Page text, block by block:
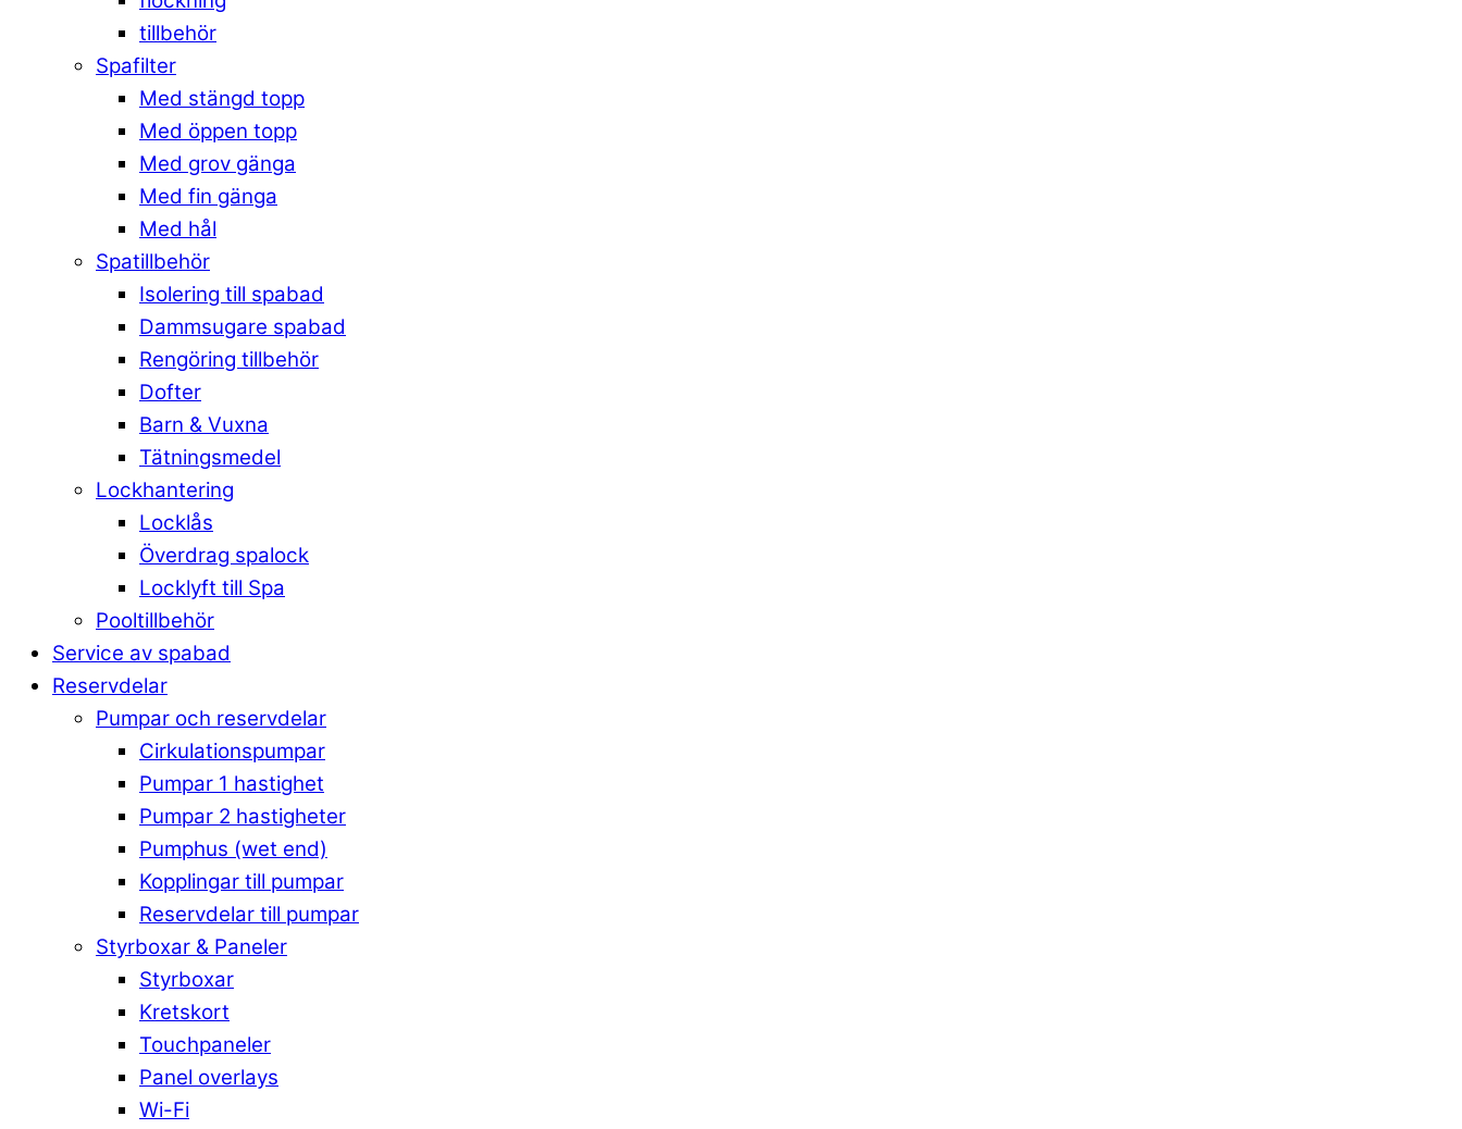
tillbehör
Spafilter
Med stängd topp
Med öppen topp
Med grov gänga
Med fin gänga
Med hål
Spatillbehör
Isolering till spabad
Dammsugare spabad
Rengöring tillbehör
Dofter
Barn & Vuxna
Tätningsmedel
Lockhantering
Locklås
Överdrag spalock
Locklyft till Spa
Pooltillbehör
Service av spabad
Reservdelar
Pumpar och reservdelar
Cirkulationspumpar
Pumpar 1 hastighet
Pumpar 2 hastigheter
Pumphus (wet end)
Kopplingar till pumpar
Reservdelar till pumpar
Styrboxar & Paneler
Styrboxar
Kretskort
Touchpaneler
Panel overlays
Wi-Fi